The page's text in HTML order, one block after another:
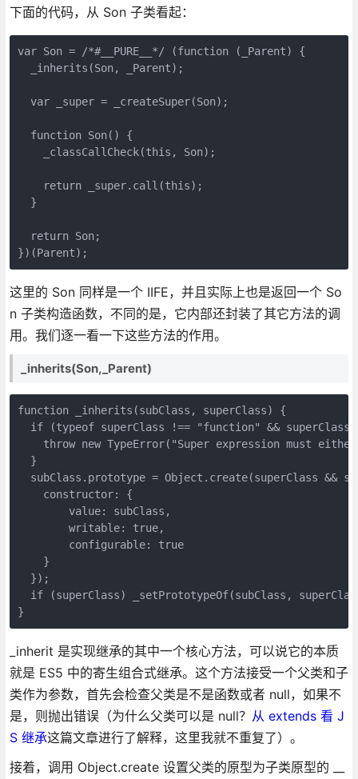
下面的代码，从 Son 子类看起：
var Son = /*#__PURE__*/ (function (_Parent) {
  _inherits(Son, _Parent);
  var _super = _createSuper(Son);
  function Son() {
    _classCallCheck(this, Son);
    return _super.call(this);
  }
  return Son;
})(Parent);
这里的 Son 同样是一个 IIFE，并且实际上也是返回一个 So
n 子类构造函数，不同的是，它内部还封装了其它方法的调
用。我们逐一看一下这些方法的作用。
_inherits(Son,_Parent)
function _inherits(subClass, superClass) {
if (typeof superClass !== "function" && superClass
throw new TypeError("Super expression must
  }
subClass.prototype = Object.create(superClass &&
    constructor: {
        value: subClass,
        writable: true,
        configurable: true
    }
  });
if (superClass) _setPrototypeOf(subClass,
}
_inherit 是实现继承的其中一个核心方法，可以说它的本质
就是 ES5 中的寄生组合式继承。这个方法接受一个父类和子
类作为参数，首先会检查父类是不是函数或者 null，如果不
是，则抛出错误（为什么父类可以是 null？ 从 extends 看 J
S 继承这篇文章进行了解释，这里我就不重复了）。
接着，调用 Object.create 设置父类的原型为子类原型的 __